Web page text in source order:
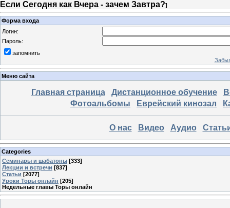
Если Сегодня как Вчера - зачем Завтра?]
Форма входа
Логин:
Пароль:
запомнить
Меню сайта
Главная страница Дистанционное обучение
Фотоальбомы
Еврейский кинозал
О нас Видео Аудио
Categories
Семинары и шабатоны [333]
Лекции и встречи [837]
Статьи [2077]
Уроки Торы онлайн [205]
Недельные главы Торы онлайн